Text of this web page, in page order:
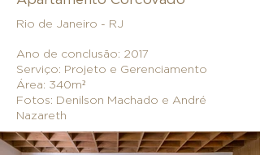
Rio de Janeiro - RJ
Ano de conclusão: 2017
Serviço: Projeto e Gerenciamento
Área: 340m²
Fotos: Denilson Machado e André
Nazareth